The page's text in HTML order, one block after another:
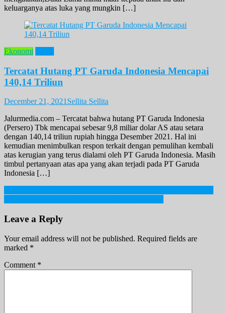
keluarganya atas luka yang mungkin […]
Ekonomi
Tercatat Hutang PT Garuda Indonesia Mencapai
140,14 Triliun
December 21, 2021 Sellita Sellita
Jalurmedia.com – Tercatat bahwa hutang PT Garuda Indonesia
(Persero) Tbk mencapai sebesar 9,8 miliar dolar AS atau setara
dengan 140,14 triliun rupiah hingga Desember 2021. Hal ini
kemudian menimbulkan respon terkait dengan pemulihan kembali
atas kerugian yang terus dialami oleh PT Garuda Indonesia. Masih
timbul pertanyaan atas apa yang akan terjadi pada PT Garuda
Indonesia […]
Post
navigation
Leave a Reply
Your email address will not be published. Required fields are
marked *
Comment *